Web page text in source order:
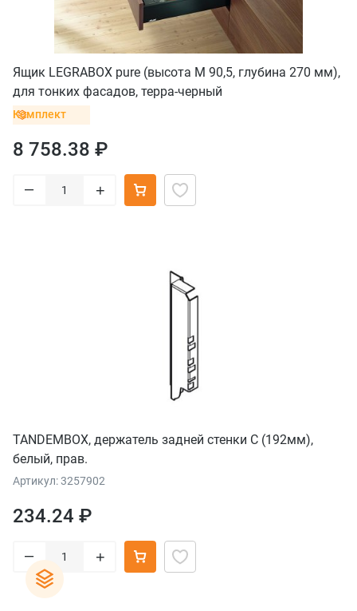
Ящик LEGRABOX pure (высота M 90,5, глубина 270 мм),
для тонких фасадов, терра-черный
Комплект
8 758.38 ₽
– +
TANDEMBOX, держатель задней стенки С (192мм),
белый, прав.
Артикул: 3257902
234.24 ₽
– +